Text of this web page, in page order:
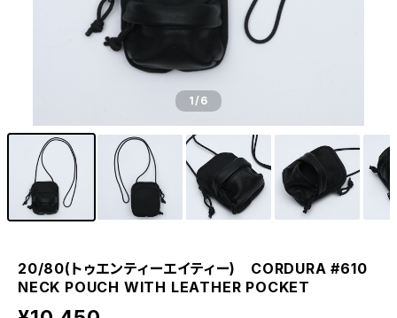
1/6
20/80(トゥエンティーエイティー) CORDURA #610
NECK POUCH WITH LEATHER POCKET